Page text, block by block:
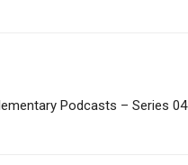
Podcasts – Series 04